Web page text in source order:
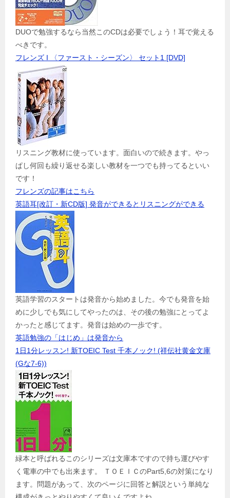
DUOで勉強するなら当然このCDは必要でしょう！耳で覚える
べきです。
フレンズ I 〈ファースト・シーズン〉 セット1 [DVD]
リスニング教材に使っています。面白いので続きます。やっ
ぱし何回も繰り返せる楽しい教材を一つでも持ってるといい
です！
フレンズの記事はこちら
英語耳[改訂・新CD版] 発音ができるとリスニングができる
英語学習のスタートは発音から始めました。今でも発音を始
めに少しでも気にしてやったのは、その後の勉強にとってよ
かったと感じてます。発音は始めの一歩です。
英語勉強の「はじめ」は発音から
1日1分レッスン! 新TOEIC Test 千本ノック! (祥伝社黄金文庫
(Gな7-6))
緑本と呼ばれるこのシリーズは文庫本ですので持ち運びやす
く電車の中でも出来ます。 ＴＯＥＩＣのPart5,6の対策になり
ます。問題があって、次のページに回答と解説という単純な